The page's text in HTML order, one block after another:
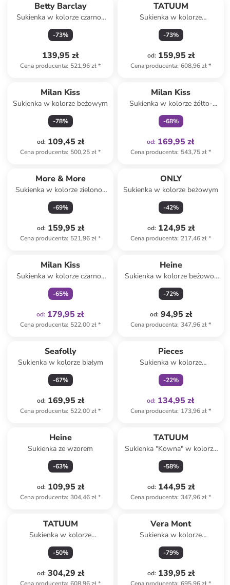
Betty Barclay
Sukienka w kolorze czarno-
jasnobrązowo-białym
-73%
139,95 zł
Cena producenta: 521,96 zł*
TATUUM
Sukienka w kolorze
jasnoróżowo-zielonym
-73%
od: 159,95 zł
Cena producenta: 608,96 zł*
Milan Kiss
Sukienka w kolorze beżowym
-78%
od: 109,45 zł
Cena producenta: 500,25 zł*
Milan Kiss
Sukienka w kolorze żółto-
zielono-kremowym
-68%
od: 169,95 zł
Cena producenta: 543,75 zł*
More & More
Sukienka w kolorze zielono-
jasnoróżowym
-69%
od: 159,95 zł
Cena producenta: 521,96 zł*
ONLY
Sukienka w kolorze beżowym
-42%
od: 124,95 zł
Cena producenta: 217,46 zł*
Milan Kiss
Sukienka w kolorze czarno-
beżowym
-65%
od: 179,95 zł
Cena producenta: 522,00 zł*
Heine
Sukienka w kolorze beżowo-
szarym
-72%
od: 94,95 zł
Cena producenta: 347,96 zł*
Seafolly
Sukienka w kolorze białym
-67%
od: 169,95 zł
Cena producenta: 522,00 zł*
Pieces
Sukienka w kolorze
czerwonym
-22%
od: 134,95 zł
Cena producenta: 173,96 zł*
Heine
Sukienka ze wzorem
-63%
od: 109,95 zł
Cena producenta: 304,46 zł*
TATUUM
Sukienka "Kowna" w kolorze
błękitnym
-58%
od: 144,95 zł
Cena producenta: 347,96 zł*
TATUUM
Sukienka w kolorze
kremowym
-50%
od: 304,29 zł
Vera Mont
Sukienka w kolorze
granatowo-białym
-79%
od: 139,95 zł